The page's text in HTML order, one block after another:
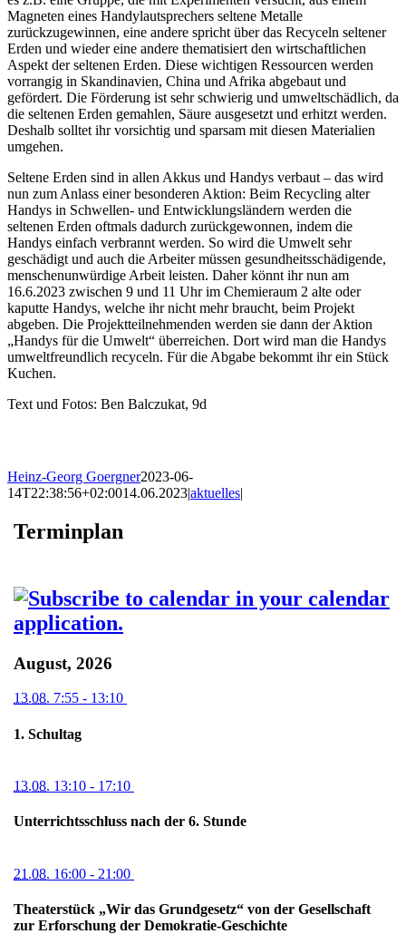
Magneten eines Handylautsprechers seltene Metalle
zurückzugewinnen, eine andere spricht über das Recyceln seltener
Erden und wieder eine andere thematisiert den wirtschaftlichen
Aspekt der seltenen Erden. Diese wichtigen Ressourcen werden
vorrangig in Skandinavien, China und Afrika abgebaut und
gefördert. Die Förderung ist sehr schwierig und umweltschädlich, da
die seltenen Erden gemahlen, Säure ausgesetzt und erhitzt werden.
Deshalb solltet ihr vorsichtig und sparsam mit diesen Materialien
umgehen.
Seltene Erden sind in allen Akkus und Handys verbaut – das wird
nun zum Anlass einer besonderen Aktion: Beim Recycling alter
Handys in Schwellen- und Entwicklungsländern werden die
seltenen Erden oftmals dadurch zurückgewonnen, indem die
Handys einfach verbrannt werden. So wird die Umwelt sehr
geschädigt und auch die Arbeiter müssen gesundheitsschädigende,
menschenunwürdige Arbeit leisten. Daher könnt ihr nun am
16.6.2023 zwischen 9 und 11 Uhr im Chemieraum 2 alte oder
kaputte Handys, welche ihr nicht mehr braucht, beim Projekt
abgeben. Die Projektteilnehmenden werden sie dann der Aktion
„Handys für die Umwelt“ überreichen. Dort wird man die Handys
umweltfreundlich recyceln. Für die Abgabe bekommt ihr ein Stück
Kuchen.
Text und Fotos: Ben Balczukat, 9d
Heinz-Georg Goergner2023-06-
14T22:38:56+02:0014.06.2023|aktuelles|
Terminplan
August, 2026
13.08. 7:55 - 13:10
1. Schultag
13.08. 13:10 - 17:10
Unterrichtsschluss nach der 6. Stunde
21.08. 16:00 - 21:00
Theaterstück „Wir das Grundgesetz“ von der Gesellschaft
zur Erforschung der Demokratie-Geschichte